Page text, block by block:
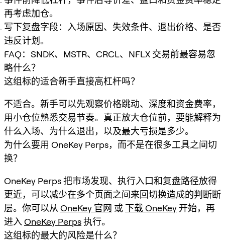
再考虑加仓。
写下复盘字段：入场原因、失效条件、退出价格、是否
违反计划。
FAQ：SNDK、MSTR、CRCL、NFLX 交易前最容易忽
略什么？
这组标的适合新手直接高杠杆吗？
不适合。新手可以先观察价格跳动、深度和资金费率，
用小仓位熟悉交易节奏。真正放大仓位前，要能解释为
什么入场、为什么退出，以及最大亏损是多少。
为什么要用 OneKey Perps，而不是在很多工具之间切
换？
OneKey Perps 把市场发现、执行入口和复盘路径放得
更近，可以减少在多个页面之间来回切换造成的判断断
层。你可以从 OneKey 官网 或 下载 OneKey 开始，再
进入 OneKey Perps执行。
这组标的最大的风险是什么？